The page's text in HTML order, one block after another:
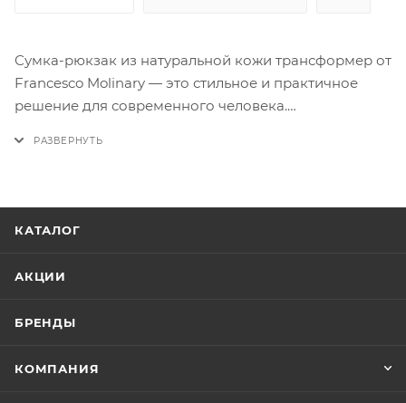
Сумка-рюкзак из натуральной кожи трансформер от
Francesco Molinary — это стильное и практичное
решение для современного человека.
вещи, а стильный дизайн сделает вас центром
идеальный выбор для тех, кто ценит качество,
КАТАЛОГ
АКЦИИ
БРЕНДЫ
КОМПАНИЯ